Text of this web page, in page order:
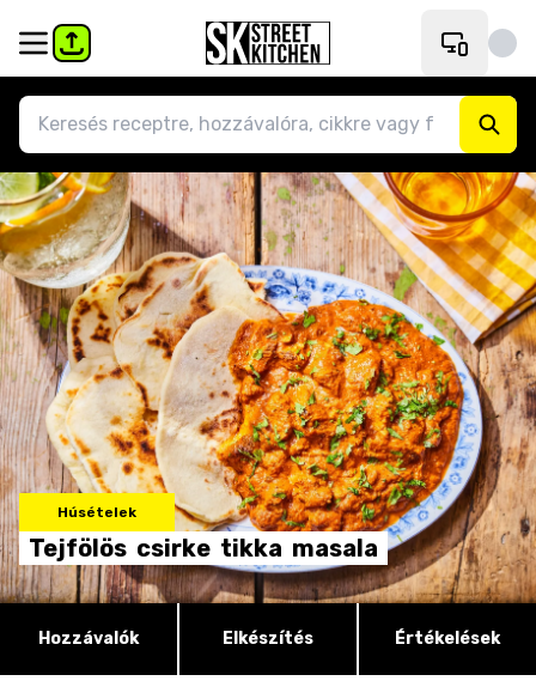
Húsételek
Tejfölös csirke tikka masala
Hozzávalók Elkészítés Értékelések